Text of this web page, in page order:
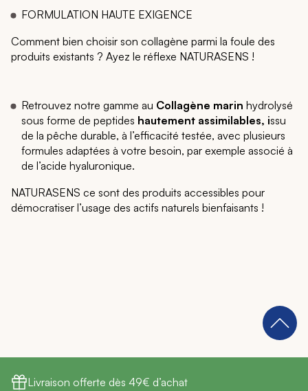
FORMULATION HAUTE EXIGENCE
Comment bien choisir son collagène parmi la foule des
produits existants ? Ayez le réflexe NATURASENS !
Retrouvez notre gamme au Collagène marin hydrolysé
sous forme de peptides hautement assimilables, issu
de la pêche durable, à l’efficacité testée, avec plusieurs
formules adaptées à votre besoin, par exemple associé à
de l’acide hyaluronique.
NATURASENS ce sont des produits accessibles pour
démocratiser l’usage des actifs naturels bienfaisants !
Livraison offerte dès 49€ d’achat